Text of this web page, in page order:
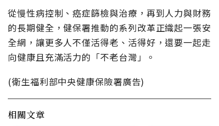
從慢性病控制、癌症篩檢與治療，再到人力與財務
的長期健全，健保署推動的系列改革正織起一張安
全網，讓更多人不僅活得老、活得好，還要一起走
向健康且充滿活力的「不老台灣」。
(衛生福利部中央健康保險署廣告)
相關文章